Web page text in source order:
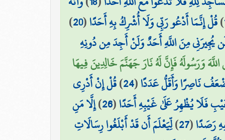
)قُلْ إِنَّمَا أَدْعُو رَبِّي وَلَا أُشْرِكُ بِهِ أَحَدًا(
20
)
يُجِيرَنِي مِنَ اللَّهِ أَحَدٌ وَلَنْ أَجِدَ مِن دُونِهِ
وَرَسُولَهُ فَإِنَّ لَهُ نَارَ جَهَنَّمَ خَالِدِينَ فِيهَا
نَاصِرًا وَأَقَلُّ عَدَدًا(
24
)قُلْ إِنْ أَدْرِي
فَلَا يُظْهِرُ عَلَىٰ غَيْبِهِ أَحَدًا(
26
)إِلَّا مَنِ
رَصَدًا(
27
)لِّيَعْلَمَ أَن قَدْ أَبْلَغُوا رِسَالَاتِ